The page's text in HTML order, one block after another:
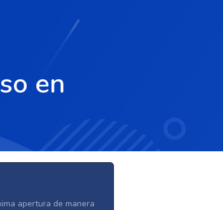
en
apertura de manera